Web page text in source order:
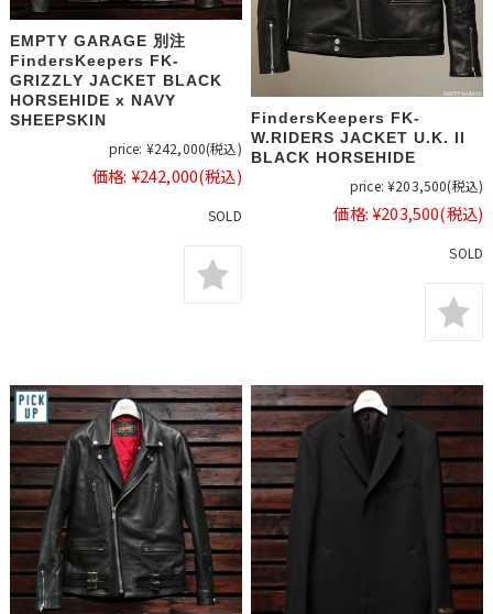
EMPTY GARAGE 別注
FindersKeepers FK-
GRIZZLY JACKET BLACK
HORSEHIDE x NAVY
SHEEPSKIN
price: ¥242,000(税込)
価格: ¥242,000(税込)
SOLD
FindersKeepers FK-
W.RIDERS JACKET U.K. II
BLACK HORSEHIDE
price: ¥203,500(税込)
価格: ¥203,500(税込)
SOLD